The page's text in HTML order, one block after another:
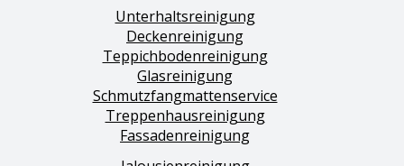
Unterhaltsreinigung
Deckenreinigung
Teppichbodenreinigung
Glasreinigung
Schmutzfangmattenservice
Treppenhausreinigung
Fassadenreinigung